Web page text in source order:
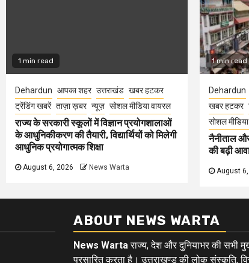
1 min read
Dehardun आपका शहर उत्तराखंड खबर हटकर
ट्रेंडिंग खबरें ताज़ा ख़बर न्यूज़ सोशल मीडिया वायरल
राज्य के सरकारी स्कूलों में विज्ञान प्रयोगशालाओं
के आधुनिकीकरण की तैयारी, विद्यार्थियों को मिलेगी
आधुनिक प्रयोगात्मक शिक्षा
August 6, 2026 News Warta
1 min read
Dehardun
खबर हटकर
सोशल
नैनीताल
की बढ़ी
August 6,
ABOUT NEWS WARTA
News Wartaराज्य, देश और दुनियाभर की सभी
प्रसारित करता है। उत्तराखण्ड की लोक संस्कृति,